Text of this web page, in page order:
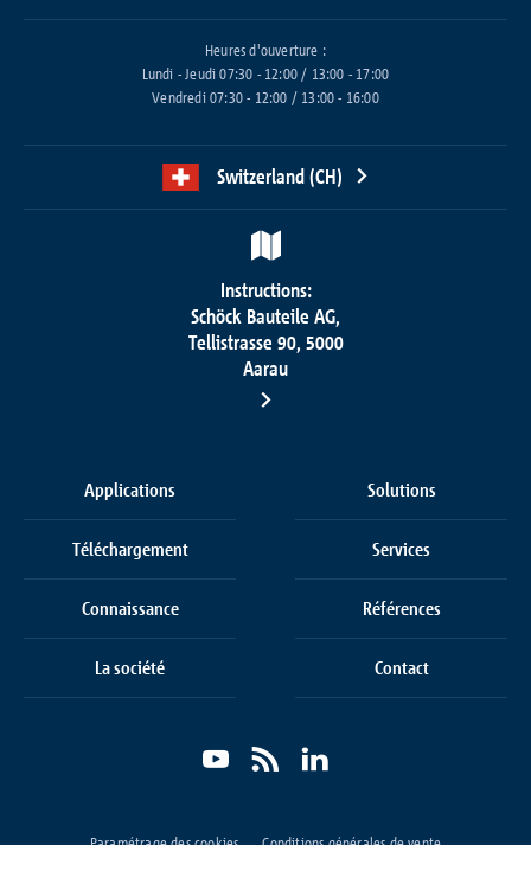
Heures d'ouverture :
Lundi - Jeudi 07:30 - 12:00 / 13:00 - 17:00
Vendredi 07:30 - 12:00 / 13:00 - 16:00
Switzerland (CH)
Instructions:
Schöck Bauteile AG,
Tellistrasse 90, 5000
Aarau
Applications Solutions
Téléchargement Services
Connaissance Références
La société Contact
Paramétrage des cookies
Conditions générales de vente